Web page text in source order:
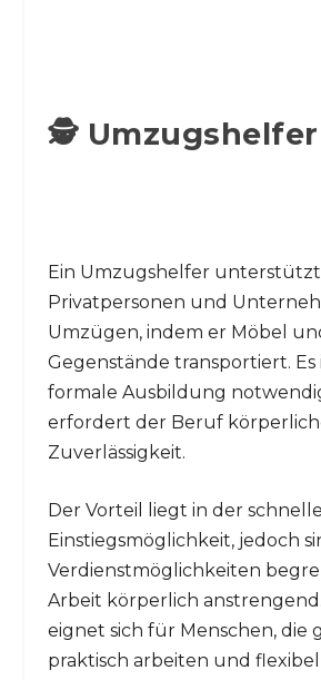
🕵️ Umzugshelfer
Ein Umzugshelfer unterstützt
Privatpersonen und
Umzügen, indem er Möbel
Gegenstände transportiert. Es
formale Ausbildung
erfordert der Beruf
Zuverlässigkeit.
Der Vorteil liegt in der
Einstiegsmöglichkeit, jedoch
Verdienstmöglichkeiten
Arbeit körperlich
eignet sich für Menschen, die
praktisch arbeiten und flexibel